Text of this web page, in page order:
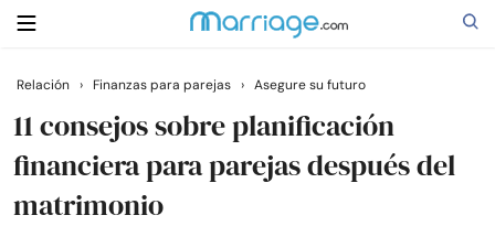
Buscar
Casarse
Relación › Finanzas para parejas › Asegure su futuro
11 consejos sobre planificación
financiera para parejas después del
matrimonio